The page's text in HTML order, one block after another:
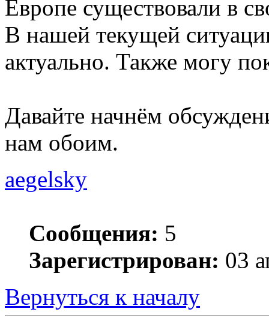
Европе существовали в
В нашей текущей
актуально. Также могу
Давайте начнём
нам обоим.
aegelsky
Сообщения: 5
Зарегистрирован: 03
Вернуться к началу